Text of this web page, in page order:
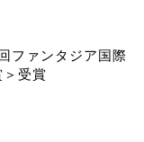
ファンタジア国際
受賞